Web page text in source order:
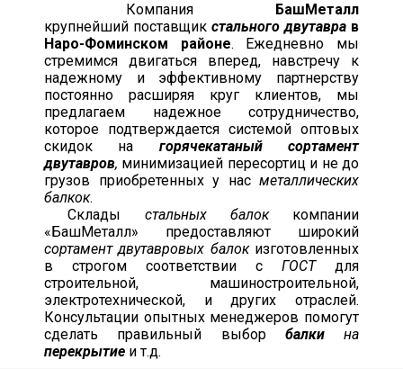
Компания БашМеталл
крупнейший поставщик стального двутавра в
Наро-Фоминском районе. Ежедневно мы
стремимся двигаться вперед, навстречу к
надежному и эффективному партнерству
постоянно расширяя круг клиентов, мы
предлагаем надежное сотрудничество,
которое подтверждается системой оптовых
скидок на горячекатаный сортамент
двутавров, минимизацией пересортиц и не до
грузов приобретенных у нас металлических
балкок.
Склады стальных балоккомпании
«БашМеталл» предоставляют широкий
сортамент двутавровых балокизготовленных
в строгом соответствии с ГОСТдля
строительной, машиностроительной,
электротехнической, и других отраслей.
Консультации опытных менеджеров помогут
сделать правильный выбор балкина
перекрытие и т.д.